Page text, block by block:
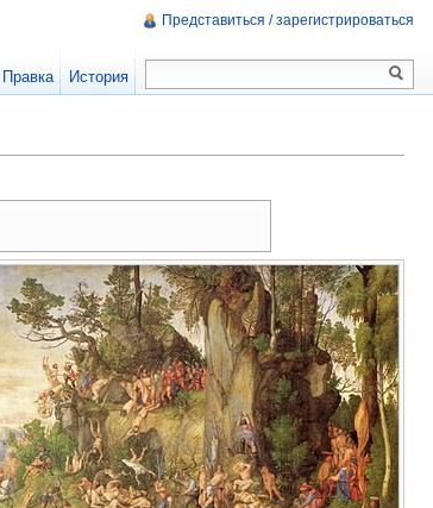
Представиться / зарегистрироваться
Правка История